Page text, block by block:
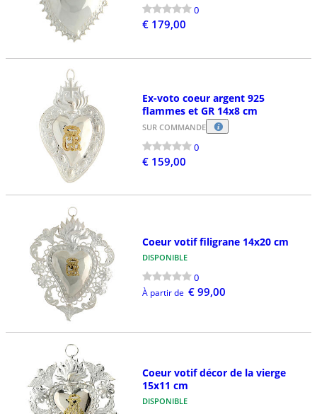
0
€ 179,00
Ex-voto coeur argent 925
flammes et GR 14x8 cm
SUR COMMANDE
0
€ 159,00
Coeur votif filigrane 14x20 cm
DISPONIBLE
0
À partir de € 99,00
Coeur votif décor de la vierge
15x11 cm
DISPONIBLE